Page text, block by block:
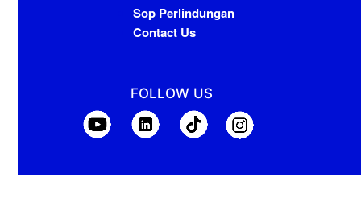
Sop Perlindungan
Contact Us
FOLLOW US